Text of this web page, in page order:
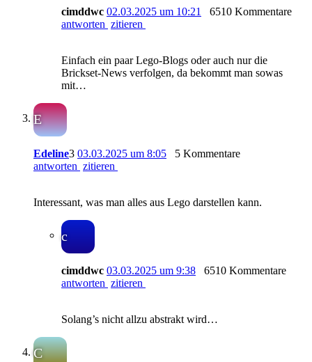
cimddwc 02.03.2025 um 10:21
6510 Kommentare
antworten zitieren
Einfach ein paar Lego-Blogs oder auch nur die
Brickset-News verfolgen, da bekommt man sowas
mit…
E
Edeline3 03.03.2025 um 8:05
5 Kommentare
antworten zitieren
Interessant, was man alles aus Lego darstellen kann.
c
cimddwc 03.03.2025 um 9:38
6510 Kommentare
antworten zitieren
Solang’s nicht allzu abstrakt wird…
C